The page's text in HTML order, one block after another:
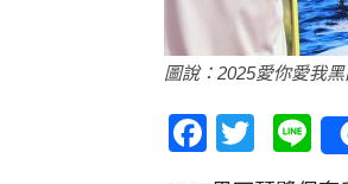
圖說：2025愛你愛我